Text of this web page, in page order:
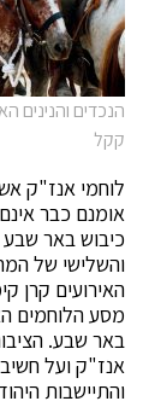
הנכדים והנינים
קקל
אומנם כבר
כיבוש באר שבע
והשלישי של
האירועים קרן
מסע הלוחמים
באר שבע.
אנז"ק ועל
והתיישבות